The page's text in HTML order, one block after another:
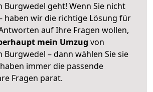
Burgwedel geht! Wenn Sie nicht
haben wir die richtige Lösung für
auf Ihre Fragen wollen,
mein Umzug von
Burgwedel – dann wählen Sie sie
immer die passende
Fragen parat.